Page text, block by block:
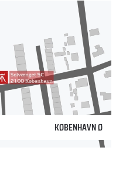
2100 København Ø
KØBENHAVN Ø